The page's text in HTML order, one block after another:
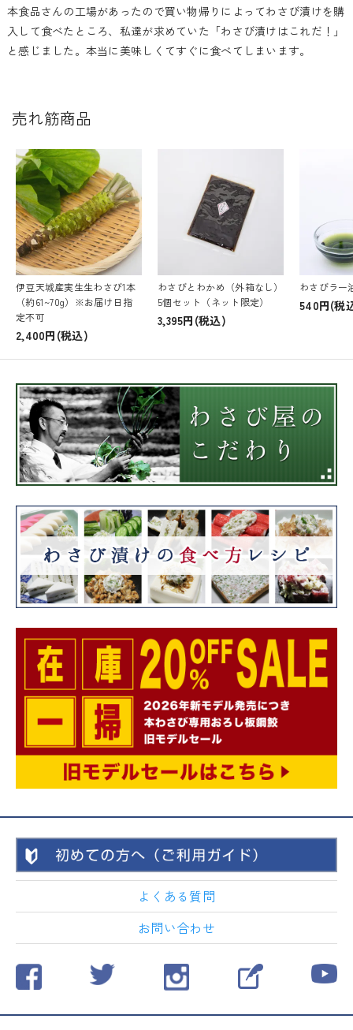
本食品さんの工場があったので買い物帰りによってわさび漬けを購
入して食べたところ、私達が求めていた「わさび漬けはこれだ！」
と感じました。本当に美味しくてすぐに食べてしまいます。
売れ筋商品
伊豆天城産実生生わさび1本
（約61~70g）※お届け日指
定不可
2,400円(税込)
わさびとわかめ（外箱なし）
5個セット（ネット限定）
3,395円(税込)
わさびラー
540円(税
よくある質問
お問い合わせ